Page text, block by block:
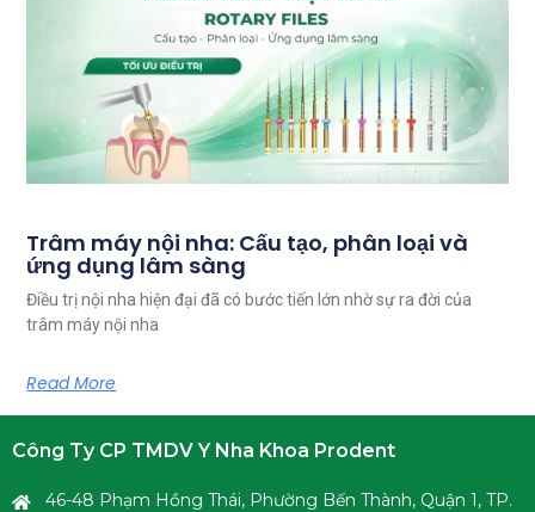
Trâm máy nội nha: Cấu tạo, phân loại và
ứng dụng lâm sàng
Điều trị nội nha hiện đại đã có bước tiến lớn nhờ sự ra đời của
trâm máy nội nha
Read More
Công Ty CP TMDV Y Nha Khoa Prodent
46-48 Phạm Hồng Thái, Phường Bến Thành, Quận 1, TP.